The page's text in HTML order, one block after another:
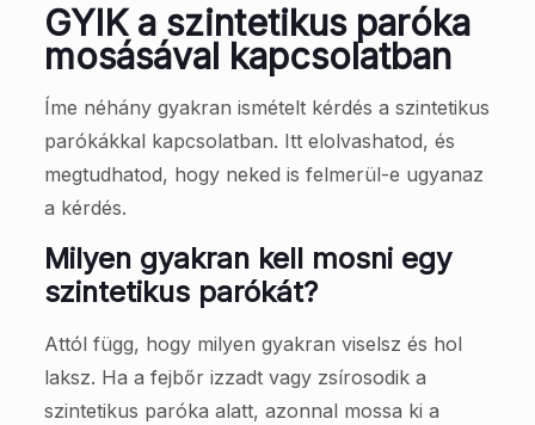
GYIK a szintetikus paróka
mosásával kapcsolatban
Íme néhány gyakran ismételt kérdés a szintetikus
parókákkal kapcsolatban. Itt elolvashatod, és
megtudhatod, hogy neked is felmerül-e ugyanaz
a kérdés.
Milyen gyakran kell mosni egy
szintetikus parókát?
Attól függ, hogy milyen gyakran viselsz és hol
laksz. Ha a fejbőr izzadt vagy zsírosodik a
szintetikus paróka alatt, azonnal mossa ki a